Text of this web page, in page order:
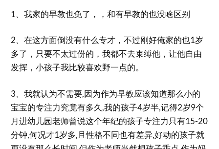
1、我家的早教也免了，，和有早教的也没啥区别
2、在这方面倒没有什么专才，不过刚好俺家的也1岁
多了，只要不太过份的，我都不去束缚他，让他自由
发挥，小孩子我比较喜欢野一点的。
3、我就认为不需要,因为作为早教应该知道那么小的
宝宝的专注力究竟有多久,我的孩子4岁半,记得2岁9个
月进幼儿园老师曾说这个年纪的孩子专注力只有15-20
分钟,何况才1岁多,且性格不同也有差异,好动的孩子就